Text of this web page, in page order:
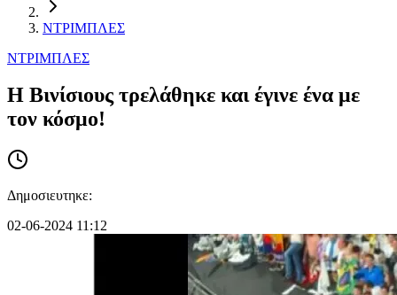
ΝΤΡΙΜΠΛΕΣ
ΝΤΡΙΜΠΛΕΣ
Η Βινίσιους τρελάθηκε και έγινε ένα με
τον κόσμο!
Δημοσιευτηκε:
02-06-2024 11:12